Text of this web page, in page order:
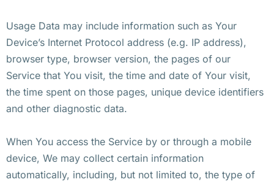
Usage Data may include information such as Your
Device’s Internet Protocol address (e.g. IP address),
browser type, browser version, the pages of our
Service that You visit, the time and date of Your visit,
the time spent on those pages, unique device identifiers
and other diagnostic data.
When You access the Service by or through a mobile
device, We may collect certain information
automatically, including, but not limited to, the type of